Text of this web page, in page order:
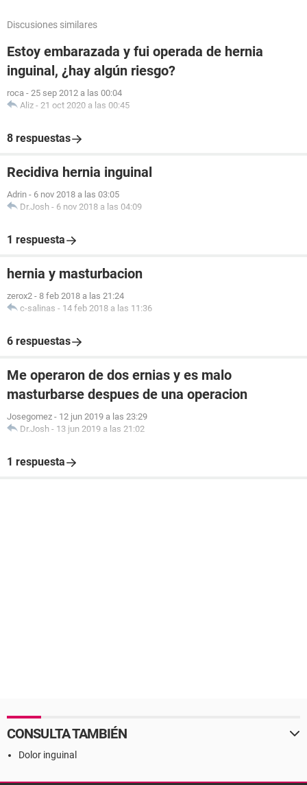
Discusiones similares
Estoy embarazada y fui operada de hernia
inguinal, ¿hay algún riesgo?
roca - 25 sep 2012 a las 00:04
Aliz - 21 oct 2020 a las 00:45
8 respuestas
Recidiva hernia inguinal
Adrin - 6 nov 2018 a las 03:05
Dr.Josh - 6 nov 2018 a las 04:09
1 respuesta
hernia y masturbacion
zerox2 - 8 feb 2018 a las 21:24
c-salinas - 14 feb 2018 a las 11:36
6 respuestas
Me operaron de dos ernias y es malo
masturbarse despues de una operacion
Josegomez - 12 jun 2019 a las 23:29
Dr.Josh - 13 jun 2019 a las 21:02
1 respuesta
CONSULTA TAMBIÉN
Dolor inguinal